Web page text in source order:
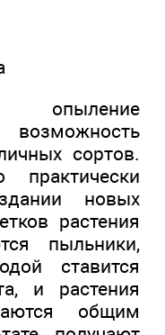
опыление
возможность
сортов.
новых
растения
пыльники,
ставится
и растения
общим